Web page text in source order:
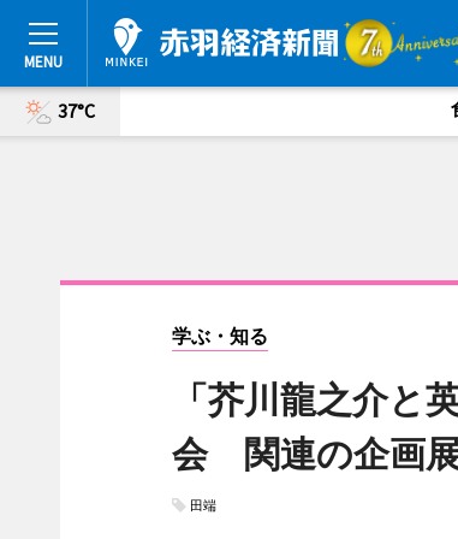
37°C
学ぶ・知る
「芥川龍之介と
会 関連の企画
田端